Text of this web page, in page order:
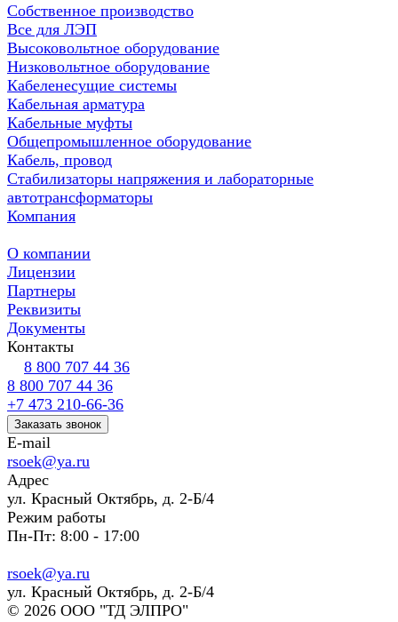
Собственное производство
Все для ЛЭП
Высоковольтное оборудование
Низковольтное оборудование
Кабеленесущие системы
Кабельная арматура
Кабельные муфты
Общепромышленное оборудование
Кабель, провод
Стабилизаторы напряжения и лабораторные
автотрансформаторы
Компания
О компании
Лицензии
Партнеры
Реквизиты
Документы
Контакты
8 800 707 44 36
8 800 707 44 36
+7 473 210-66-36
Заказать звонок
E-mail
rsoek@ya.ru
Адрес
ул. Красный Октябрь, д. 2-Б/4
Режим работы
Пн-Пт: 8:00 - 17:00
rsoek@ya.ru
ул. Красный Октябрь, д. 2-Б/4
© 2026 ООО "ТД ЭЛПРО"